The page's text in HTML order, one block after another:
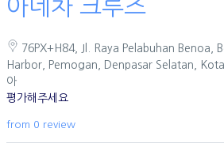
아네차 크루즈
76PX+H84, Jl. Raya Pelabuhan Benoa,
Harbor, Pemogan, Denpasar Selatan, Kota
아
평가해주세요
from 0 review